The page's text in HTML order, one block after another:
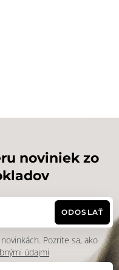
noviniek zo
ODOSLAŤ
Pozrite sa, ako
údajmi